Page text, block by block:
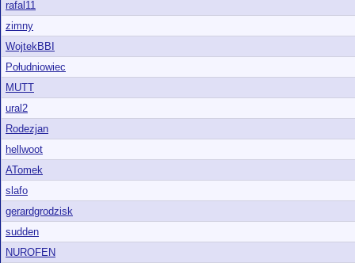
rafal11
zimny
WojtekBBI
Południowiec
MUTT
ural2
Rodezjan
hellwoot
ATomek
slafo
gerardgrodzisk
sudden
NUROFEN